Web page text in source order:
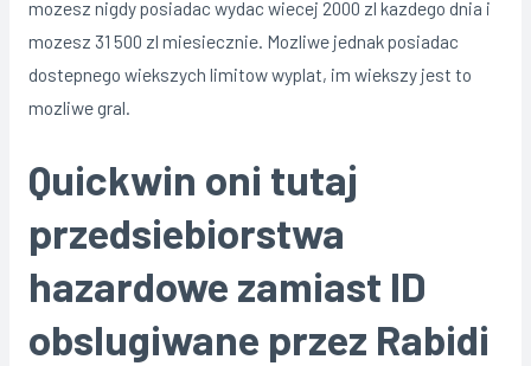
mozesz nigdy posiadac wydac wiecej 2000 zl kazdego dnia i
mozesz 31 500 zl miesiecznie. Mozliwe jednak posiadac
dostepnego wiekszych limitow wyplat, im wiekszy jest to
mozliwe gral.
Quickwin oni tutaj
przedsiebiorstwa
hazardowe zamiast ID
obslugiwane przez Rabidi